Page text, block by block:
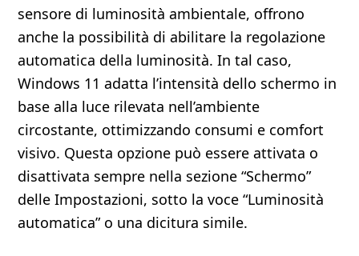
sensore di luminosità ambientale, offrono
anche la possibilità di abilitare la regolazione
automatica della luminosità. In tal caso,
Windows 11 adatta l’intensità dello schermo in
base alla luce rilevata nell’ambiente
circostante, ottimizzando consumi e comfort
visivo. Questa opzione può essere attivata o
disattivata sempre nella sezione “Schermo”
delle Impostazioni, sotto la voce “Luminosità
automatica” o una dicitura simile.